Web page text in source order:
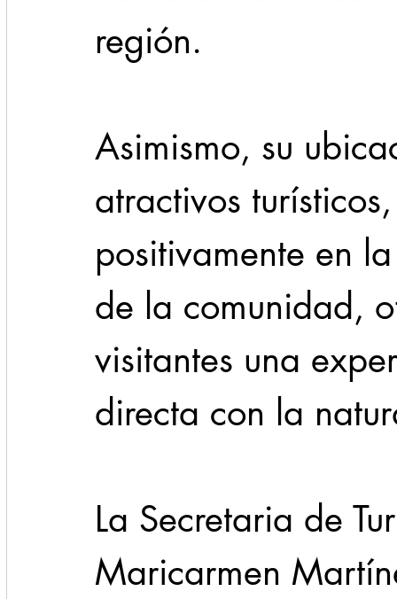
región.
Asimismo, su
atractivos
positivamente en
de la comunidad,
visitantes una
directa con la
La Secretaria de
Maricarmen